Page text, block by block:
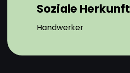
Soziale Herkunft
Handwerker